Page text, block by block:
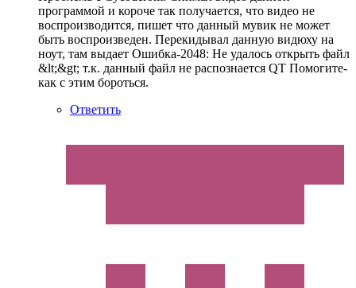
программой и короче так получается, что видео не
воспроизводится, пишет что данный мувик не может
быть воспроизведен. Перекидывал данную видюху на
ноут, там выдает Ошибка-2048: Не удалось открыть файл
&lt;&gt; т.к. данный файл не распознается QT Помогите-
как с этим бороться.
Ответить